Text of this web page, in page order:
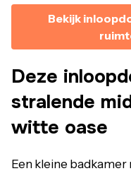
Bekijk
Deze
stralende
witte oase
Een kleine